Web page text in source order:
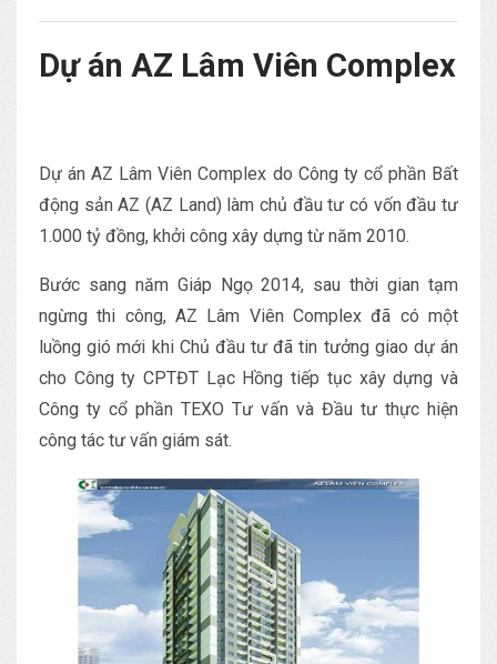
Dự án AZ Lâm Viên Complex
Dự án AZ Lâm Viên Complex do Công ty cổ phần Bất
động sản AZ (AZ Land) làm chủ đầu tư có vốn đầu tư
1.000 tỷ đồng, khởi công xây dựng từ năm 2010.
Bước sang năm Giáp Ngọ 2014, sau thời gian tạm
ngừng thi công, AZ Lâm Viên Complex đã có một
luồng gió mới khi Chủ đầu tư đã tin tưởng giao dự án
cho Công ty CPTĐT Lạc Hồng tiếp tục xây dựng và
Công ty cổ phần TEXO Tư vấn và Đầu tư thực hiện
công tác tư vấn giám sát.